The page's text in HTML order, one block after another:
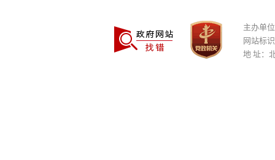
主办单
网站标
地 址：